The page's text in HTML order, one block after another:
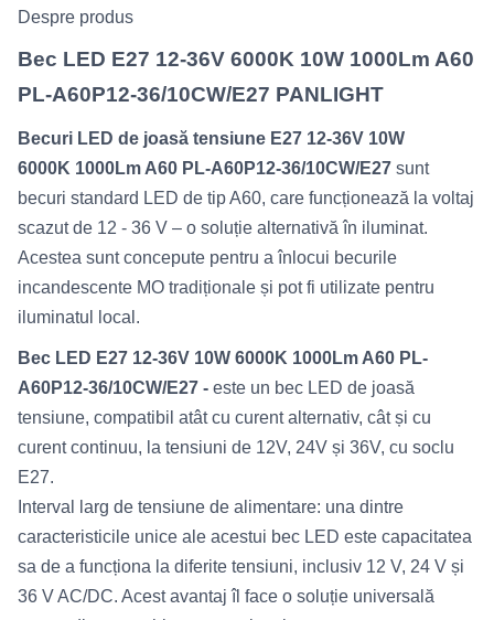
Despre produs
Bec LED E27 12-36V 6000K 10W 1000Lm A60
PL-A60P12-36/10СW/E27 PANLIGHT
Becuri LED de joasă tensiune E27 12-36V 10W
6000K 1000Lm A60 PL-A60P12-36/10СW/E27 sunt
becuri standard LED de tip A60, care funcționează la voltaj
scazut de 12 - 36 V – o soluție alternativă în iluminat.
Acestea sunt concepute pentru a înlocui becurile
incandescente MO tradiționale și pot fi utilizate pentru
iluminatul local.
Bec LED E27 12-36V 10W 6000K 1000Lm A60 PL-
A60P12-36/10СW/E27 - este un bec LED de joasă
tensiune, compatibil atât cu curent alternativ, cât și cu
curent continuu, la tensiuni de 12V, 24V și 36V, cu soclu
E27.
Interval larg de tensiune de alimentare: una dintre
caracteristicile unice ale acestui bec LED este capacitatea
sa de a funcționa la diferite tensiuni, inclusiv 12 V, 24 V și
36 V AC/DC. Acest avantaj îl face o soluție universală